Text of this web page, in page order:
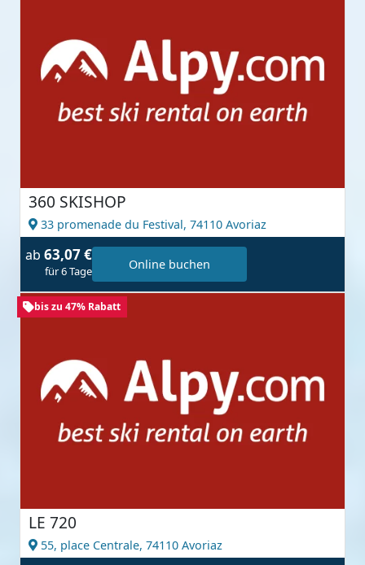
360 SKISHOP
33 promenade du Festival, 74110 Avoriaz
ab 63,07 €
für 6 Tage Online buchen
bis zu 47% Rabatt
LE 720
55, place Centrale, 74110 Avoriaz